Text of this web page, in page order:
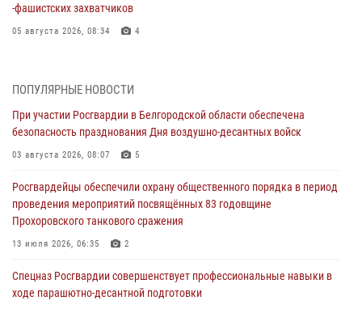
‑фашистских захватчиков
05 августа 2026, 08:34 4
Росгвардейцы спасли раненого при атаке FPV-дрона ВСУ жителя
белгородского приграничья
За неделю белгородские росгвардейцы пресекли свыше 130
правонарушений
04 августа 2026, 06:03
Сотрудники Росгвардии задержали подозреваемую в краже
товаров из гипермаркета в Белгороде
ПОПУЛЯРНЫЕ НОВОСТИ
При участии Росгвардии в Белгородской области обеспечена
безопасность празднования Дня воздушно-десантных войск
03 августа 2026, 08:07 5
Росгвардейцы обеспечили охрану общественного порядка в период
проведения мероприятий посвящённых 83 годовщине
Прохоровского танкового сражения
13 июля 2026, 06:35 2
Спецназ Росгвардии совершенствует профессиональные навыки в
ходе парашютно-десантной подготовки